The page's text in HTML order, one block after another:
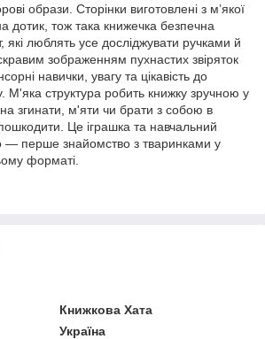
образи. Сторінки виготовлені з м’якої
дотик, тож така книжечка безпечна
які люблять усе досліджувати ручками й
зображенням пухнастих звіряток
навички, увагу та цікавість до
М'яка структура робить книжку зручною у
згинати, м'яти чи брати з собою в
Це іграшка та навчальний
— перше знайомство з тваринками у
форматі.
Книжкова Хата
Україна